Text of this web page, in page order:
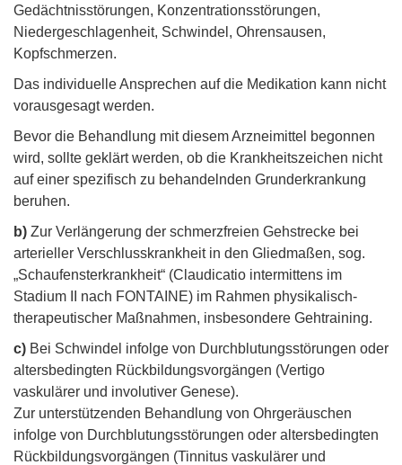
Gedächtnisstörungen, Konzentrationsstörungen,
Niedergeschlagenheit, Schwindel, Ohrensausen,
Kopfschmerzen.
Das individuelle Ansprechen auf die Medikation kann nicht
vorausgesagt werden.
Bevor die Behandlung mit diesem Arzneimittel begonnen
wird, sollte geklärt werden, ob die Krankheitszeichen nicht
auf einer spezifisch zu behandelnden Grunderkrankung
beruhen.
b) Zur Verlängerung der schmerzfreien Gehstrecke bei
arterieller Verschlusskrankheit in den Gliedmaßen, sog.
„Schaufensterkrankheit“ (Claudicatio intermittens im
Stadium II nach FONTAINE) im Rahmen physikalisch-
therapeutischer Maßnahmen, insbesondere Gehtraining.
c) Bei Schwindel infolge von Durchblutungsstörungen oder
altersbedingten Rückbildungsvorgängen (Vertigo
vaskulärer und involutiver Genese).
Zur unterstützenden Behandlung von Ohrgeräuschen
infolge von Durchblutungsstörungen oder altersbedingten
Rückbildungsvorgängen (Tinnitus vaskulärer und